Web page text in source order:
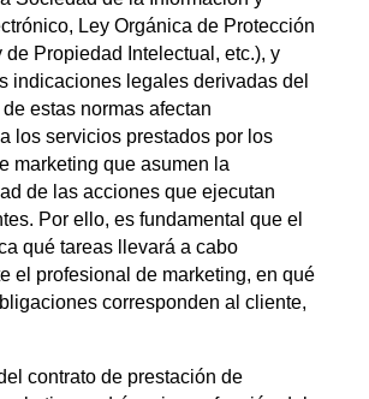
Ley Orgánica de Protección
de Propiedad Intelectual, etc.), y
indicaciones legales derivadas del
estas normas afectan
los servicios prestados por los
marketing que asumen la
de las acciones que ejecutan
Por ello, es fundamental que el
qué tareas llevará a cabo
el profesional de marketing, en qué
corresponden al cliente,
contrato de prestación de